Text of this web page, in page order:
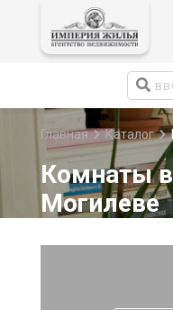
Главная Каталог
Комнаты
Могилеве